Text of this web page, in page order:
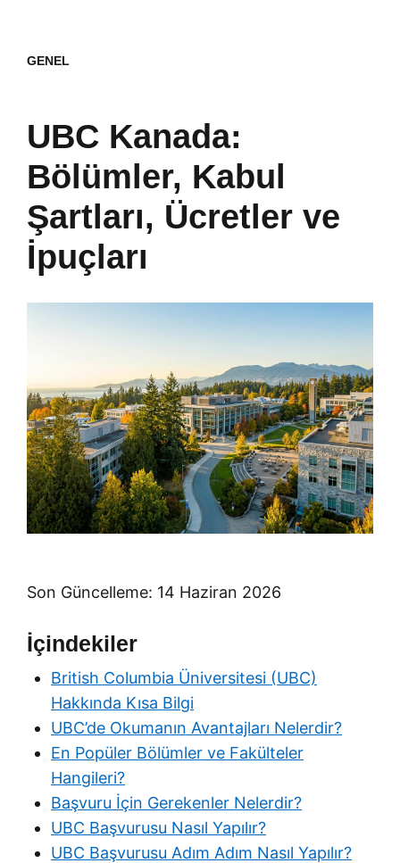
GENEL
UBC Kanada:
Bölümler, Kabul
Şartları, Ücretler ve
İpuçları
Son Güncelleme: 14 Haziran 2026
İçindekiler
British Columbia Üniversitesi (UBC)
Hakkında Kısa Bilgi
UBC’de Okumanın Avantajları Nelerdir?
En Popüler Bölümler ve Fakülteler
Hangileri?
Başvuru İçin Gerekenler Nelerdir?
UBC Başvurusu Nasıl Yapılır?
UBC Başvurusu Adım Adım Nasıl Yapılır?